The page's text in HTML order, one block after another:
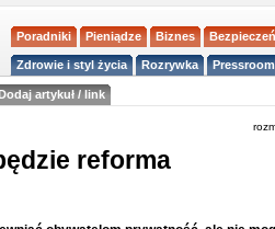
Poradniki Pieniądze Biznes
Zdrowie i styl życia Rozrywka
artykuł / link
reforma